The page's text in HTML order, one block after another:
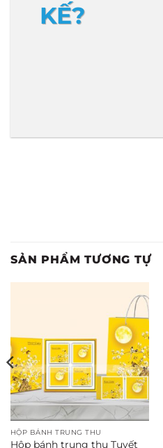
KẾ?
SẢN PHẨM TƯƠNG TỰ
HỘP BÁNH TRUNG THU
Hộp bánh trung thu Tuyết